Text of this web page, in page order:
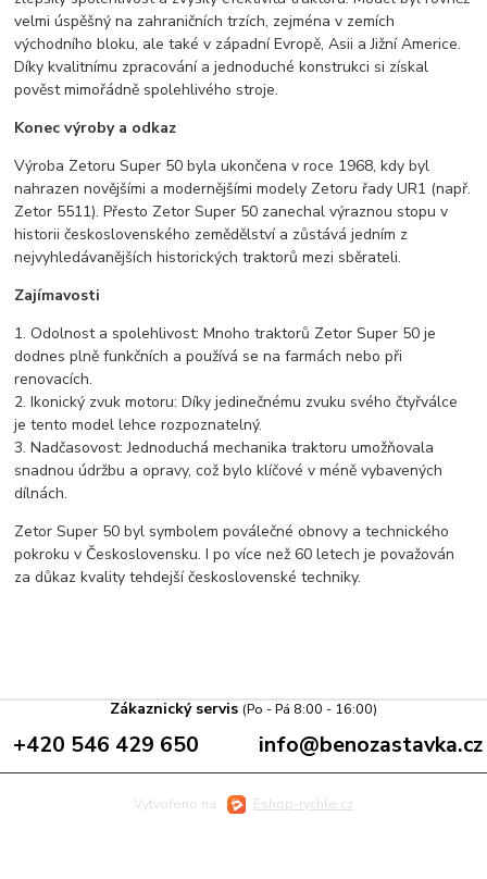
velmi úspěšný na zahraničních trzích, zejména v zemích
východního bloku, ale také v západní Evropě, Asii a Jižní Americe.
Díky kvalitnímu zpracování a jednoduché konstrukci si získal
pověst mimořádně spolehlivého stroje.
Konec výroby a odkaz
Výroba Zetoru Super 50 byla ukončena v roce 1968, kdy byl
nahrazen novějšími a modernějšími modely Zetoru řady UR1 (např.
Zetor 5511). Přesto Zetor Super 50 zanechal výraznou stopu v
historii československého zemědělství a zůstává jedním z
nejvyhledávanějších historických traktorů mezi sběrateli.
Zajímavosti
1. Odolnost a spolehlivost: Mnoho traktorů Zetor Super 50 je
dodnes plně funkčních a používá se na farmách nebo při
renovacích.
2. Ikonický zvuk motoru: Díky jedinečnému zvuku svého čtyřválce
je tento model lehce rozpoznatelný.
3. Nadčasovost: Jednoduchá mechanika traktoru umožňovala
snadnou údržbu a opravy, což bylo klíčové v méně vybavených
dílnách.
Zetor Super 50 byl symbolem poválečné obnovy a technického
pokroku v Československu. I po více než 60 letech je považován
za důkaz kvality tehdejší československé techniky.
Zákaznický servis (Po - Pá 8:00 - 16:00)
+420 546 429 650 info@benozastavka.cz
Vytvořeno na Eshop-rychle.cz